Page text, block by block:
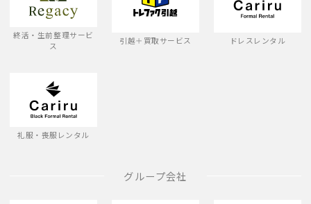
終活・生前整理サービ
ス
引越＋買取サービス ドレスレンタル
礼服・喪服レンタル
グループ会社